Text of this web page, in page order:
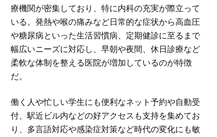
療機関が密集しており、特に内科の充実が際立って
いる。発熱や喉の痛みなど日常的な症状から高血圧
や糖尿病といった生活習慣病、定期健診に至るまで
幅広いニーズに対応し、早朝や夜間、休日診療など
柔軟な体制を整える医院が増加しているのが特徴
だ。
働く人や忙しい学生にも便利なネット予約や自動受
付、駅近ビル内などの好アクセスも支持を集めてお
り、多言語対応や感染症対策など時代の変化にも敏